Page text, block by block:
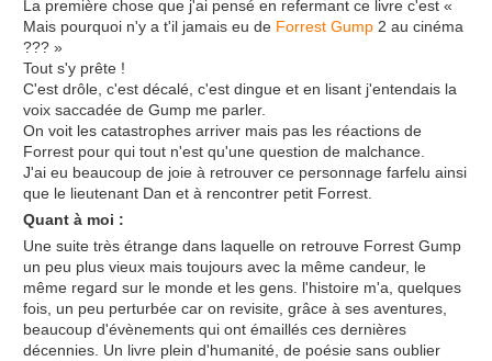
La première chose que j'ai pensé en refermant ce livre c'est «
Mais pourquoi n'y a t'il jamais eu de Forrest Gump 2 au cinéma
??? »
Tout s'y prête !
C'est drôle, c'est décalé, c'est dingue et en lisant j'entendais la
voix saccadée de Gump me parler.
On voit les catastrophes arriver mais pas les réactions de
Forrest pour qui tout n'est qu'une question de malchance.
J'ai eu beaucoup de joie à retrouver ce personnage farfelu ainsi
que le lieutenant Dan et à rencontrer petit Forrest.
Quant à moi :
Une suite très étrange dans laquelle on retrouve Forrest Gump
un peu plus vieux mais toujours avec la même candeur, le
même regard sur le monde et les gens. l'histoire m'a, quelques
fois, un peu perturbée car on revisite, grâce à ses aventures,
beaucoup d'évènements qui ont émaillés ces dernières
décennies. Un livre plein d'humanité, de poésie sans oublier